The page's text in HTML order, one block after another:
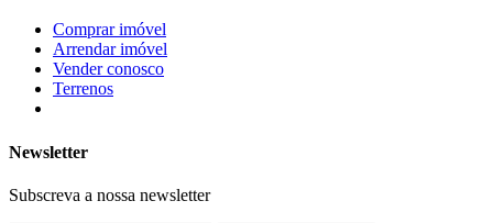
Comprar imóvel
Arrendar imóvel
Vender conosco
Terrenos
Newsletter
Subscreva a nossa newsletter